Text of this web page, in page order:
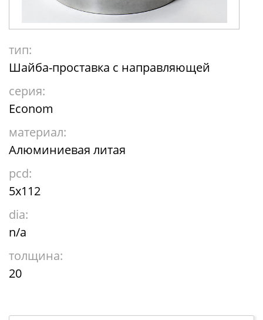
тип:
Шайба-проставка с направляющей
серия:
Econom
материал:
Алюминиевая литая
pcd:
5x112
dia:
n/a
толщина:
20